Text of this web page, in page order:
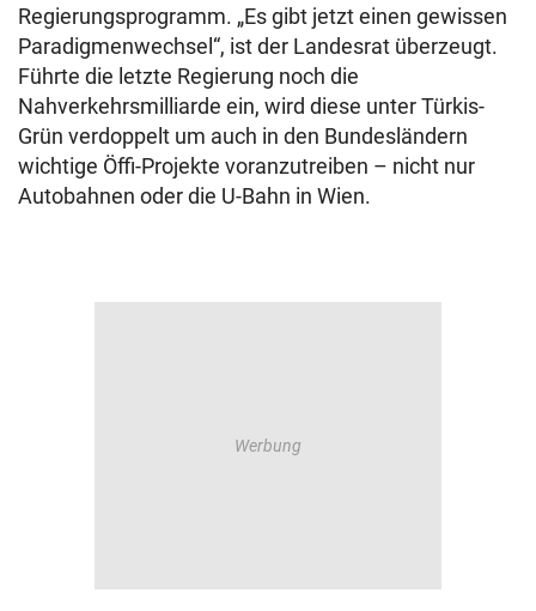
Regierungsprogramm. „Es gibt jetzt einen gewissen
Paradigmenwechsel“, ist der Landesrat überzeugt.
Führte die letzte Regierung noch die
Nahverkehrsmilliarde ein, wird diese unter Türkis-
Grün verdoppelt um auch in den Bundesländern
wichtige Öffi-Projekte voranzutreiben – nicht nur
Autobahnen oder die U-Bahn in Wien.